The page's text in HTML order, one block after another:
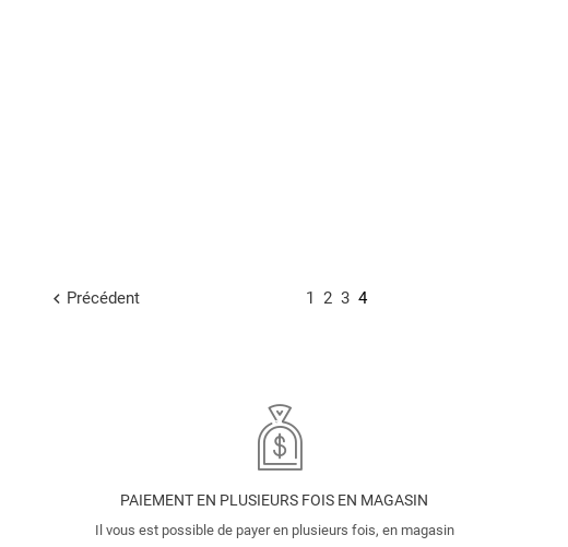
 Précédent 1 2 3 4
PAIEMENT EN PLUSIEURS FOIS EN MAGASIN
Il vous est possible de payer en plusieurs fois, en magasin